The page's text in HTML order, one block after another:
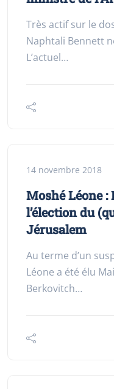
Très actif sur le
Naphtali Bennett
L’actuel…
14 novembre 2018
Moshé Léone
l’élection du
Jérusalem
Au terme d’un
Léone a été élu
Berkovitch…